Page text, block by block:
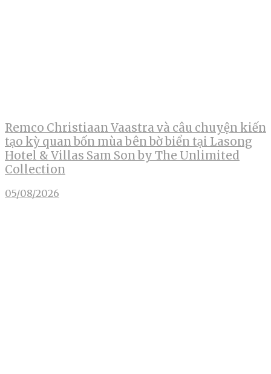
Remco Christiaan Vaastra và câu chuyện kiến
tạo kỳ quan bốn mùa bên bờ biển tại Lasong
Hotel & Villas Sam Son by The Unlimited
Collection
05/08/2026